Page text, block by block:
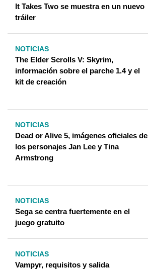
It Takes Two se muestra en un nuevo
tráiler
NOTICIAS
The Elder Scrolls V: Skyrim,
información sobre el parche 1.4 y el
kit de creación
NOTICIAS
Dead or Alive 5, imágenes oficiales de
los personajes Jan Lee y Tina
Armstrong
NOTICIAS
Sega se centra fuertemente en el
juego gratuito
NOTICIAS
Vampyr, requisitos y salida